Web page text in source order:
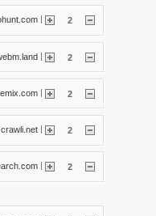
2
| 2
| 2
crawli.net | 2
2